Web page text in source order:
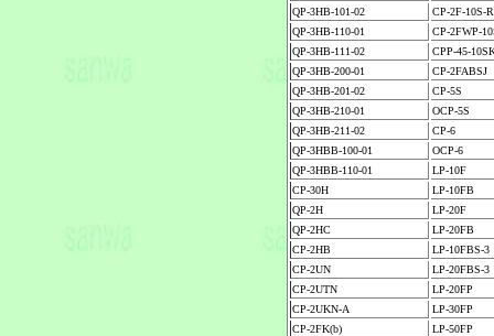
QP-3HB-101-02
CP-2F-10S-
QP-3HB-110-01
CP-2FWP-
QP-3HB-111-02
CPP-45-
QP-3HB-200-01
CP-2FABSJ
QP-3HB-201-02
CP-5S
QP-3HB-210-01
OCP-5S
QP-3HB-211-02
CP-6
QP-3HBB-100-01
OCP-6
QP-3HBB-110-01
LP-10F
CP-30H
LP-10FB
QP-2H
LP-20F
QP-2HC
LP-20FB
CP-2HB
LP-10FBS-3
CP-2UN
LP-20FBS-3
CP-2UTN
LP-20FP
CP-2UKN-A
LP-30FP
CP-2FK(b)
LP-50FP